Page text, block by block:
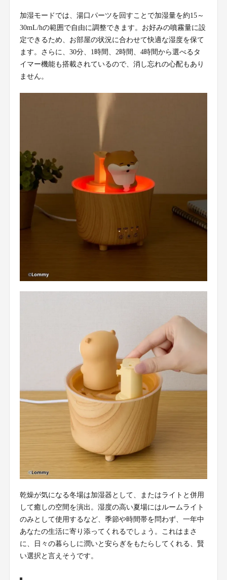
加湿モードでは、湯口パーツを回すことで加湿量を約15～
30mL/hの範囲で自由に調整できます。お好みの噴霧量に設
定できるため、お部屋の状況に合わせて快適な湿度を保て
ます。さらに、30分、1時間、2時間、4時間から選べるタ
イマー機能も搭載されているので、消し忘れの心配もあり
ません。
乾燥が気になる冬場は加湿器として、またはライトと併用
して癒しの空間を演出。湿度の高い夏場にはルームライト
のみとして使用するなど、季節や時間帯を問わず、一年中
あなたの生活に寄り添ってくれるでしょう。これはまさ
に、日々の暮らしに潤いと安らぎをもたらしてくれる、賢
い選択と言えそうです。